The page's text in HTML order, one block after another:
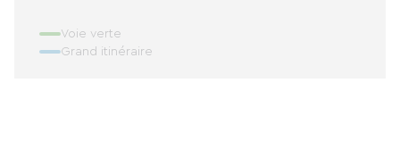
Voie verte
Grand itinéraire